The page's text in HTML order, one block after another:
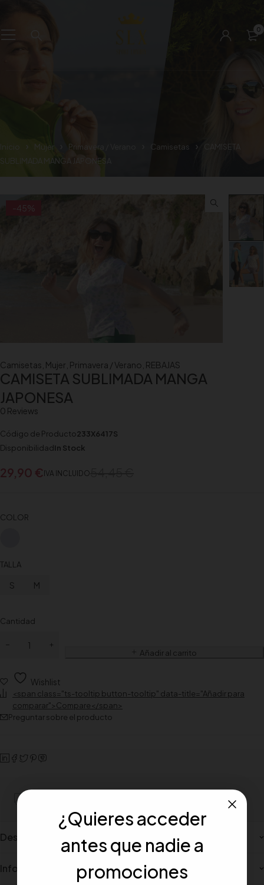
0
Inicio Mujer Primavera / Verano Camisetas
CAMISETA
SUBLIMADA MANGA JAPONESA
-45%
Camisetas Mujer Primavera / Verano REBAJAS
CAMISETA SUBLIMADA MANGA
JAPONESA
0 Reviews
Código de Producto233X6417S
DisponibilidadIn Stock
29,90 € IVA INCLUIDO
COLOR
TALLA
S M
Cantidad
Añadir al carrito
Wishlist
<span class="ts-tooltip button-tooltip" data-title="Añadir para
comparar">Compare</span>
Preguntar sobre el producto
Description
Información adicional
¿Quieres acceder
antes que nadie a
promociones